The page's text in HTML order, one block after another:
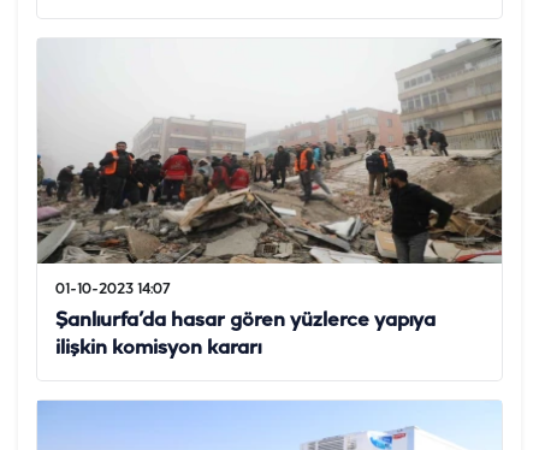
01-10-2023 14:07
Şanlıurfa’da hasar gören yüzlerce yapıya
ilişkin komisyon kararı